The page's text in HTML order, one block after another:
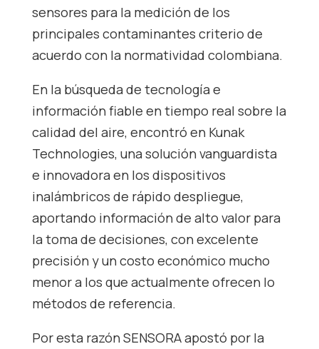
sensores para la medición de los
principales contaminantes criterio de
acuerdo con la normatividad colombiana.
En la búsqueda de tecnología e
información fiable en tiempo real sobre la
calidad del aire, encontró en Kunak
Technologies, una solución vanguardista
e innovadora en los dispositivos
inalámbricos de rápido despliegue,
aportando información de alto valor para
la toma de decisiones, con excelente
precisión y un costo económico mucho
menor a los que actualmente ofrecen lo
métodos de referencia.
Por esta razón SENSORA apostó por la